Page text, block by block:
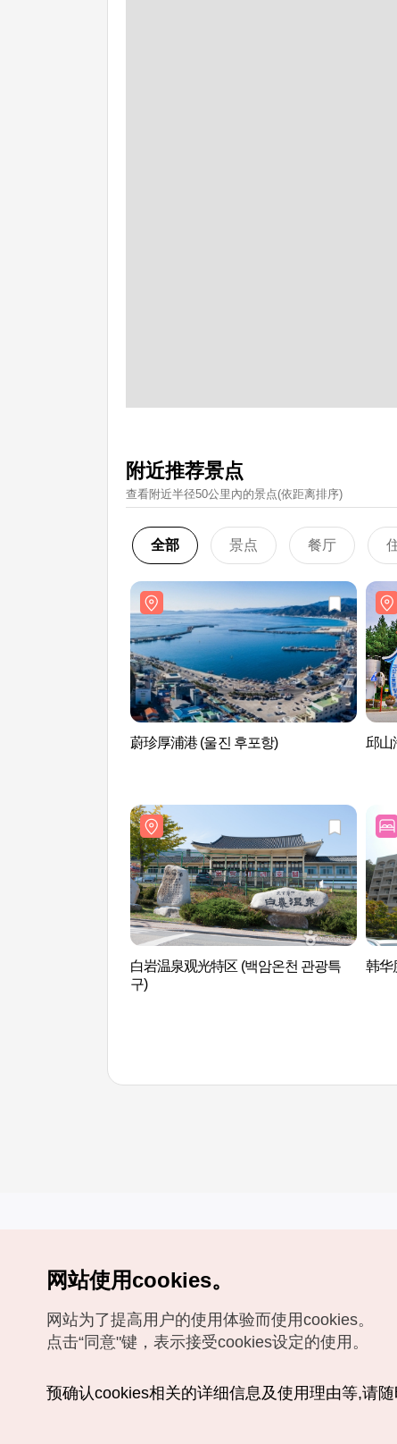
附近推荐景点
查看附近半径50公里內的景点(依距离排序)
全部 景点 餐厅
蔚珍厚浦港 (울진 후포항) 邱山
白岩温泉观光特区 (백암온천 관광특
구)
韩华
如有相关疑问或建议，欢迎来信。VISITKOREA官方邮箱
chnsim@knto.or.kr
网站使用cookies。
网站为了提高用户的使用体验而使用cookies。
点击“同意"键，表示接受cookies设定的使用。
预确认cookies相关的详细信息及使用理由等,请